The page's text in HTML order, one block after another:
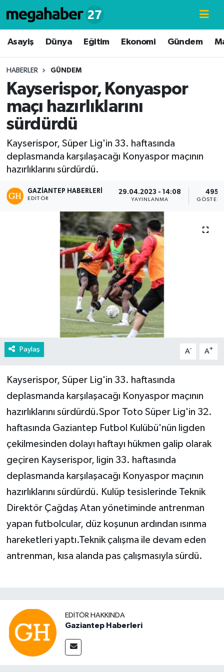
Asayiş Dünya Eğitim Ekonomi Gündem
HABERLER GÜNDEM
Kayserispor, Konyaspor
maçı hazırlıklarını
sürdürdü
Kayserispor, Süper Lig'in 33. haftasında
deplasmanda karşılaşacağı Konyaspor maçının
hazırlıklarını sürdürdü.
GAZIANTEP HABERLERI
EDITÖR
29.04.2023 - 14:08
YAYINLANMA
495
Paylaş A- A+
Kayserispor, Süper Lig'in 33. haftasında
deplasmanda karşılaşacağı Konyaspor maçının
hazırlıklarını sürdürdü.Spor Toto Süper Lig'in 32.
haftasında Gaziantep Futbol Kulübü'nün ligden
çekilmesinden dolayı haftayı hükmen galip olarak
geçiren Kayserispor, ligin 33. haftasında
deplasmanda karşılaşacağı Konyaspor maçının
hazırlıklarını sürdürdü. Kulüp tesislerinde Teknik
Direktör Çağdaş Atan yönetiminde antrenman
yapan futbolcular, düz koşunun ardından ısınma
hareketleri yaptı.Teknik çalışma ile devam eden
antrenman, kısa alanda pas çalışmasıyla sürdü.
EDITÖR HAKKINDA
Gaziantep Haberleri
Hava Durumu
Süper Lig Puan Durumu ve Fikstür
Tüm Manşetler
Son Dakika Haberleri
Haber Arşivi